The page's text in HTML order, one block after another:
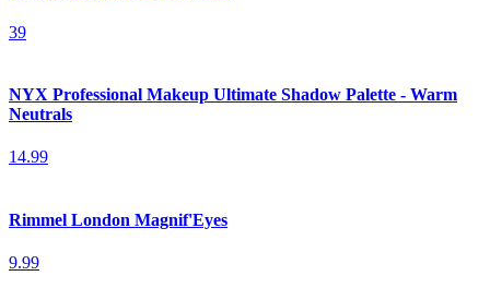
39
NYX Professional Makeup Ultimate Shadow Palette - Warm
Neutrals
14.99
Rimmel London Magnif'Eyes
9.99